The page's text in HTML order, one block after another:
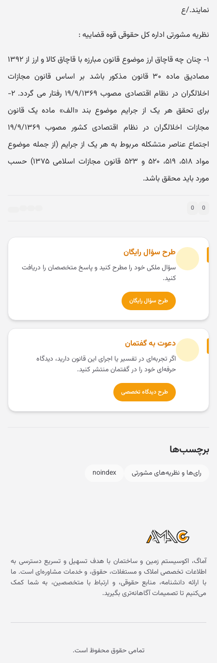
نمایند./ع
نظریه مشورتی اداره کل حقوقی قوه قضاییه :
۱- چنان چه قاچاق ارز موضوع قانون مبارزه با قاچاق کالا و ارز از ۱۳۹۲
مصادیق ماده ۳۰ قانون مذکور باشد بر اساس قانون مجازات
اخلالگران در نظام اقتصادی مصوب ۱۹/۹/۱۳۶۹ رفتار می گردد. ۲-
برای تحقق هر یک از جرایم موضوع بند «الف» ماده یک قانون
مجازات اخلالگران در نظام اقتصادی کشور مصوب ۱۹/۹/۱۳۶۹
اجتماع عناصر متشکله مربوط به هر یک از جرایم (از جمله موضوع
مواد ۵۱۸، ۵۱۹، ۵۲۰ و ۵۲۳ قانون مجازات اسلامی ۱۳۷۵) حسب
مورد باید محقق باشد.
0
0
طرح سؤال رایگان
سؤال ملکی خود را مطرح کنید و پاسخ متخصصان را دریافت
کنید.
طرح سؤال رایگان
دعوت به گفتمان
اگر تجربه‌ای در تفسیر یا اجرای این قانون دارید، دیدگاه
حرفه‌ای خود را در گفتمان منتشر کنید.
طرح دیدگاه تخصصی
برچسب‌ها
رای‌ها و نظریه‌های مشورتی noindex
آماگ، اکوسیستم زمین و ساختمان با هدف تسهیل و تسریع دسترسی به
اطلاعات تخصصی املاک و مستغلات، حقوق، و خدمات مشاوره‌ای است. ما
با ارائه دانشنامه، منابع حقوقی، و ارتباط با متخصصین، به شما کمک
می‌کنیم تا تصمیمات آگاهانه‌تری بگیرید.
تمامی حقوق محفوظ است.